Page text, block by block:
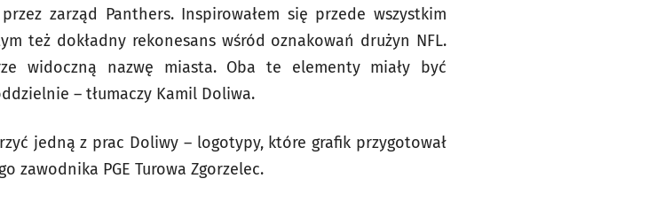
zarząd Panthers. Inspirowałem się przede wszystkim
też dokładny rekonesans wśród oznakowań drużyn NFL.
widoczną nazwę miasta. Oba te elementy miały być
– tłumaczy Kamil Doliwa.
jedną z prac Doliwy – logotypy, które grafik przygotował
zawodnika PGE Turowa Zgorzelec.